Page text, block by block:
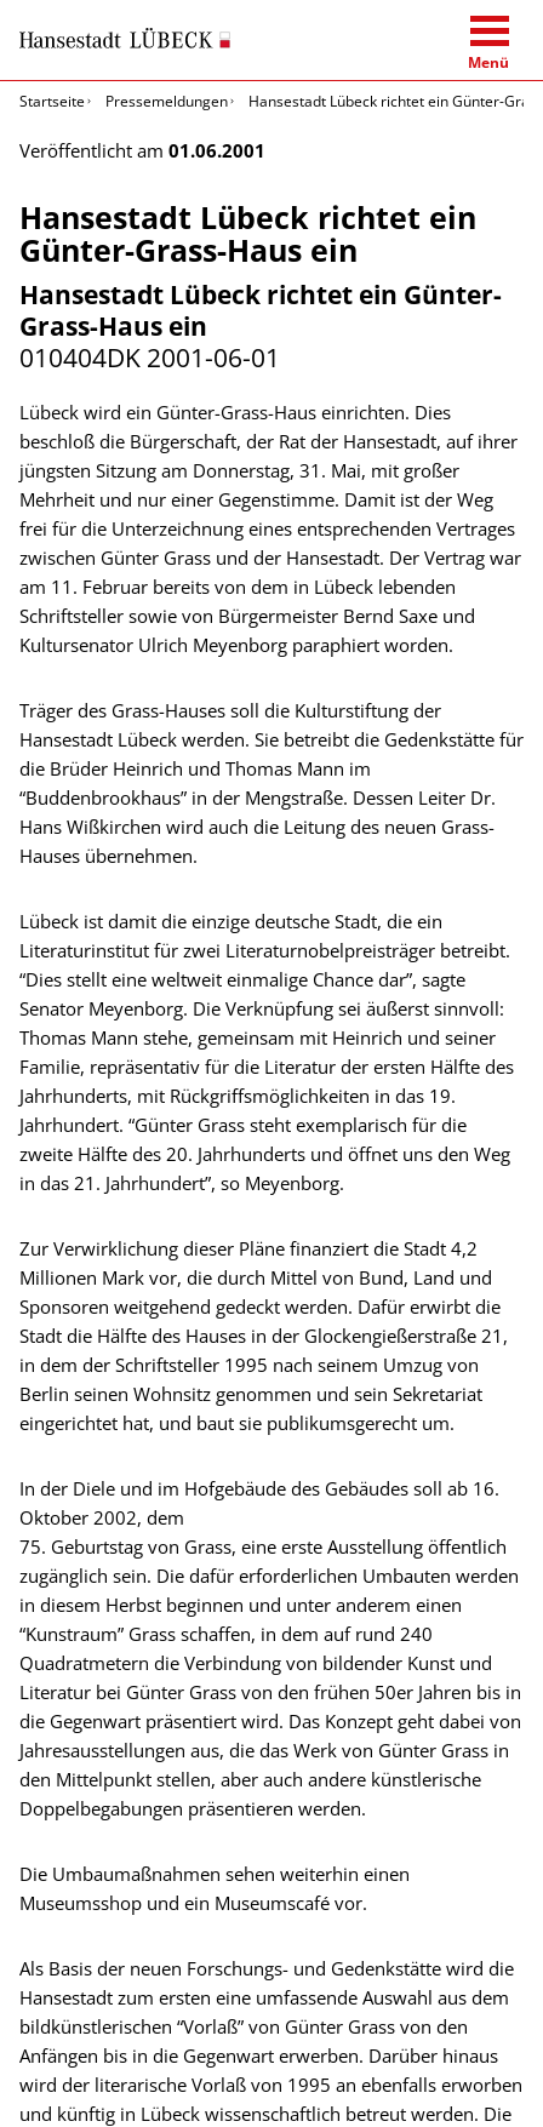
Menü
Startseite
Pressemeldungen Hansestadt Lübeck richtet ein Günter-
Veröffentlicht am 01.06.2001
Hansestadt Lübeck richtet ein
Günter-Grass-Haus ein
Hansestadt Lübeck richtet ein Günter-
Grass-Haus ein
010404DK 2001-06-01
Lübeck wird ein Günter-Grass-Haus einrichten. Dies
beschloß die Bürgerschaft, der Rat der Hansestadt, auf ihrer
jüngsten Sitzung am Donnerstag, 31. Mai, mit großer
Mehrheit und nur einer Gegenstimme. Damit ist der Weg
frei für die Unterzeichnung eines entsprechenden Vertrages
zwischen Günter Grass und der Hansestadt. Der Vertrag war
am 11. Februar bereits von dem in Lübeck lebenden
Schriftsteller sowie von Bürgermeister Bernd Saxe und
Kultursenator Ulrich Meyenborg paraphiert worden.
Träger des Grass-Hauses soll die Kulturstiftung der
Hansestadt Lübeck werden. Sie betreibt die Gedenkstätte für
die Brüder Heinrich und Thomas Mann im
“Buddenbrookhaus” in der Mengstraße. Dessen Leiter Dr.
Hans Wißkirchen wird auch die Leitung des neuen Grass-
Hauses übernehmen.
Lübeck ist damit die einzige deutsche Stadt, die ein
Literaturinstitut für zwei Literaturnobelpreisträger betreibt.
“Dies stellt eine weltweit einmalige Chance dar”, sagte
Senator Meyenborg. Die Verknüpfung sei äußerst sinnvoll:
Thomas Mann stehe, gemeinsam mit Heinrich und seiner
Familie, repräsentativ für die Literatur der ersten Hälfte des
Jahrhunderts, mit Rückgriffsmöglichkeiten in das 19.
Jahrhundert. “Günter Grass steht exemplarisch für die
zweite Hälfte des 20. Jahrhunderts und öffnet uns den Weg
in das 21. Jahrhundert”, so Meyenborg.
Zur Verwirklichung dieser Pläne finanziert die Stadt 4,2
Millionen Mark vor, die durch Mittel von Bund, Land und
Sponsoren weitgehend gedeckt werden. Dafür erwirbt die
Stadt die Hälfte des Hauses in der Glockengießerstraße 21,
in dem der Schriftsteller 1995 nach seinem Umzug von
Berlin seinen Wohnsitz genommen und sein Sekretariat
eingerichtet hat, und baut sie publikumsgerecht um.
In der Diele und im Hofgebäude des Gebäudes soll ab 16.
Oktober 2002, dem
75. Geburtstag von Grass, eine erste Ausstellung öffentlich
zugänglich sein. Die dafür erforderlichen Umbauten werden
in diesem Herbst beginnen und unter anderem einen
“Kunstraum” Grass schaffen, in dem auf rund 240
Quadratmetern die Verbindung von bildender Kunst und
Literatur bei Günter Grass von den frühen 50er Jahren bis in
die Gegenwart präsentiert wird. Das Konzept geht dabei von
Jahresausstellungen aus, die das Werk von Günter Grass in
den Mittelpunkt stellen, aber auch andere künstlerische
Doppelbegabungen präsentieren werden.
Die Umbaumaßnahmen sehen weiterhin einen
Museumsshop und ein Museumscafé vor.
Als Basis der neuen Forschungs- und Gedenkstätte wird die
Hansestadt zum ersten eine umfassende Auswahl aus dem
bildkünstlerischen “Vorlaß” von Günter Grass von den
Anfängen bis in die Gegenwart erwerben. Darüber hinaus
wird der literarische Vorlaß von 1995 an ebenfalls erworben
und künftig in Lübeck wissenschaftlich betreut werden. Die